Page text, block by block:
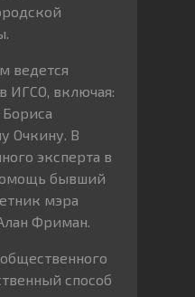
ведется
ИГСО, включая:
Очкину. В
эксперта в
бывший
мэра
Фриман.
способ